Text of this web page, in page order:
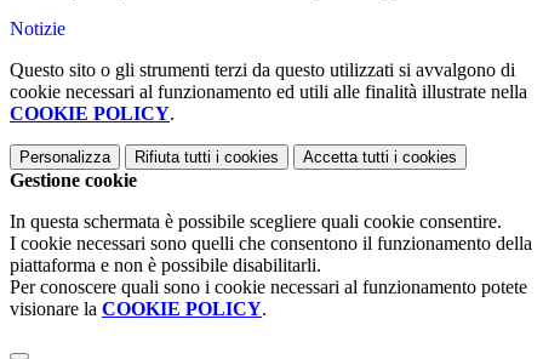
Notizie
Questo sito o gli strumenti terzi da questo utilizzati si avvalgono di
cookie necessari al funzionamento ed utili alle finalità illustrate nella
COOKIE POLICY.
Personalizza Rifiuta tutti i cookies Accetta tutti i cookies
Gestione cookie
In questa schermata è possibile scegliere quali cookie consentire.
I cookie necessari sono quelli che consentono il funzionamento della
piattaforma e non è possibile disabilitarli.
Per conoscere quali sono i cookie necessari al funzionamento potete
visionare la COOKIE POLICY.